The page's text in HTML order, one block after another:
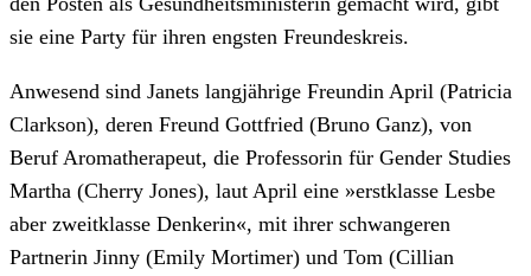
sie eine Party für ihren engsten Freundeskreis.
Anwesend sind Janets langjährige Freundin April (Patricia
Clarkson), deren Freund Gottfried (Bruno Ganz), von
Beruf Aromatherapeut, die Professorin für Gender Studies
Martha (Cherry Jones), laut April eine »erstklasse Lesbe
aber zweitklasse Denkerin«, mit ihrer schwangeren
Partnerin Jinny (Emily Mortimer) und Tom (Cillian